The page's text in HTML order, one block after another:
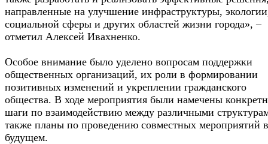
направленные на улучшение инфраструктуры,
социальной сферы и других областей жизни города», –
отметил Алексей Ивахненко.
Особое внимание было уделено вопросам поддержки
общественных организаций, их роли в формировании
позитивных изменений и укреплении гражданского
общества. В ходе мероприятия были намечены
шаги по взаимодействию между различными
также планы по проведению совместных мероприятий в
будущем.